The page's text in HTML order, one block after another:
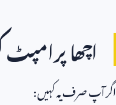
اچھا پرامپٹ
اگر آپ صرف یہ کہیں: